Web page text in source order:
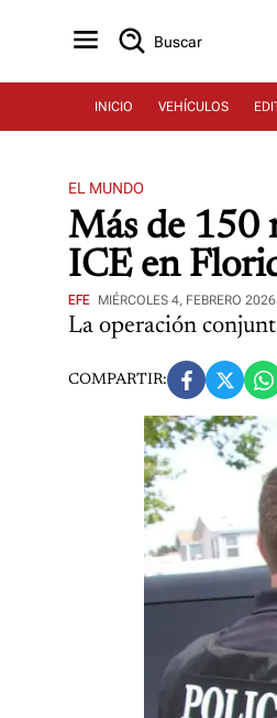
Buscar
INICIO VEHÍCULOS
EL MUNDO
Más de 150
ICE en
EFE MIÉRCOLES 4, FEBRERO
La operación
COMPARTIR: